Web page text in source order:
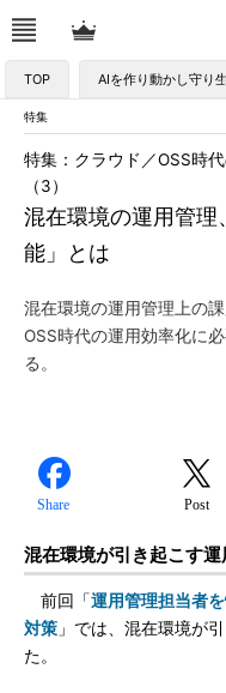
TOP AIを作り動かし守り
特集
混在環境の運用管
能」とは
特集：クラウド／OSS時
（3）
混在環境の運用管理上の
OSS時代の運用効率化に
る。
Share Post
混在環境が引き起こす運
前回「運用管理担当者
対策 」では、混在環境が
た。